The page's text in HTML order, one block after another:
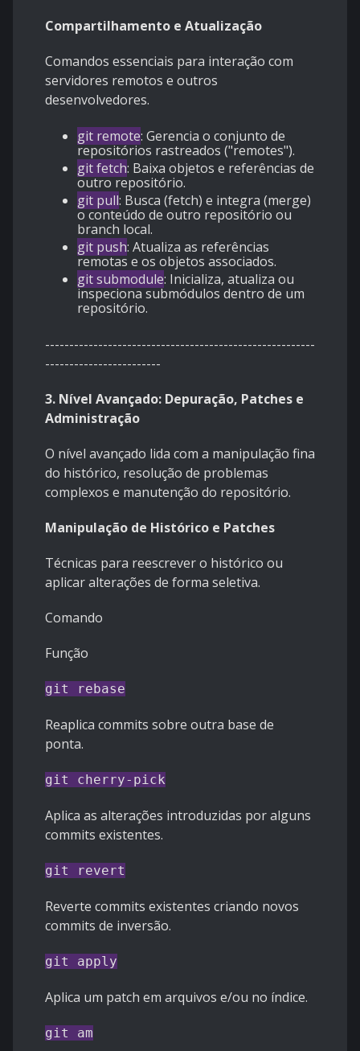
Compartilhamento e Atualização
Comandos essenciais para interação com
servidores remotos e outros
desenvolvedores.
git remote: Gerencia o conjunto de
repositórios rastreados ("remotes").
git fetch: Baixa objetos e referências de
outro repositório.
git pull: Busca (fetch) e integra (merge)
o conteúdo de outro repositório ou
branch local.
git push: Atualiza as referências
remotas e os objetos associados.
git submodule: Inicializa, atualiza ou
inspeciona submódulos dentro de um
repositório.
--------------------------------------------------------
------------------------
3. Nível Avançado: Depuração, Patches e
Administração
O nível avançado lida com a manipulação fina
do histórico, resolução de problemas
complexos e manutenção do repositório.
Manipulação de Histórico e Patches
Técnicas para reescrever o histórico ou
aplicar alterações de forma seletiva.
Comando
Função
git rebase
Reaplica commits sobre outra base de
ponta.
git cherry-pick
Aplica as alterações introduzidas por alguns
commits existentes.
git revert
Reverte commits existentes criando novos
commits de inversão.
git apply
Aplica um patch em arquivos e/ou no índice.
git am